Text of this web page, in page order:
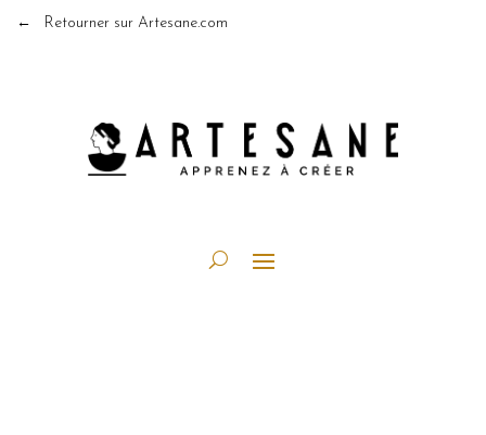
← Retourner sur Artesane.com